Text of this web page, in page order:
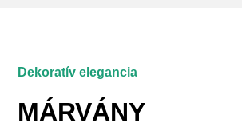
Dekoratív elegancia
MÁRVÁNY